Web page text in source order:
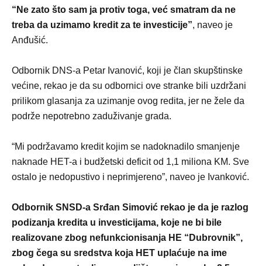
“Ne zato što sam ja protiv toga, već smatram da ne
treba da uzimamo kredit za te investicije”, naveo je
Anđušić.
Odbornik DNS-a Petar Ivanović, koji je član skupštinske
većine, rekao je da su odbornici ove stranke bili uzdržani
prilikom glasanja za uzimanje ovog redita, jer ne žele da
podrže nepotrebno zaduživanje grada.
“Mi podržavamo kredit kojim se nadoknadilo smanjenje
naknade HET-a i budžetski deficit od 1,1 miliona KM. Sve
ostalo je nedopustivo i neprimjereno”, naveo je Ivanković.
Odbornik SNSD-a Srđan Simović rekao je da je razlog
podizanja kredita u investicijama, koje ne bi bile
realizovane zbog nefunkcionisanja HE “Dubrovnik”,
zbog čega su sredstva koja HET uplaćuje na ime